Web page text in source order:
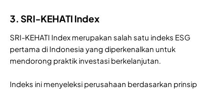
3. SRI-KEHATI Index
SRI-KEHATI Index merupakan salah satu indeks ESG
pertama di Indonesia yang diperkenalkan untuk
mendorong praktik investasi berkelanjutan.
Indeks ini menyeleksi perusahaan berdasarkan prinsip